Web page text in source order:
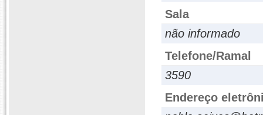
Sala
não informado
Telefone/Ramal
3590
Endereço